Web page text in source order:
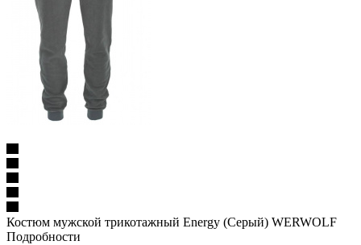
Костюм мужской трикотажный Energy (Серый) WERWOLF
Подробности